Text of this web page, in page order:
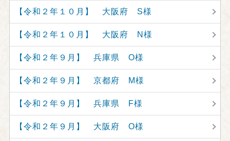
【令和２年１０月】 大阪府 S様
【令和２年１０月】 大阪府 N様
【令和２年９月】 兵庫県 O様
【令和２年９月】 京都府 M様
【令和２年９月】 兵庫県 F様
【令和２年９月】 大阪府 O様